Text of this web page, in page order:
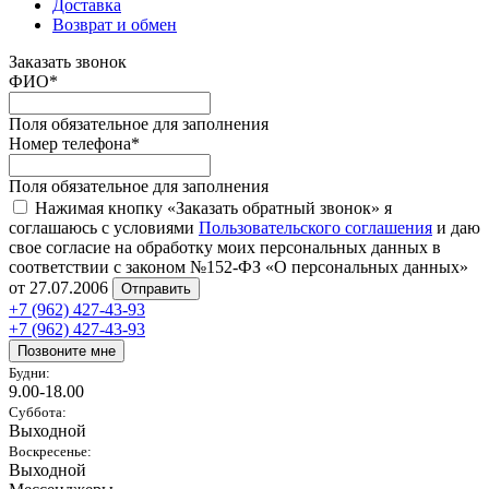
Доставка
Возврат и обмен
Заказать звонок
ФИО*
Поля обязательное для заполнения
Номер телефона*
Поля обязательное для заполнения
Нажимая кнопку «Заказать обратный звонок» я
соглашаюсь с условиями Пользовательского соглашения и даю
свое согласие на обработку моих персональных данных в
соответствии с законом №152-ФЗ «О персональных данных»
от 27.07.2006
Отправить
+7 (962) 427-43-93
+7 (962) 427-43-93
Позвоните мне
Будни:
9.00-18.00
Суббота:
Выходной
Воскресенье:
Выходной